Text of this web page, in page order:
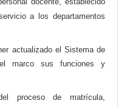
docente, establecido
a los departamentos
actualizado el Sistema de
marco sus funciones y
proceso de matrícula,